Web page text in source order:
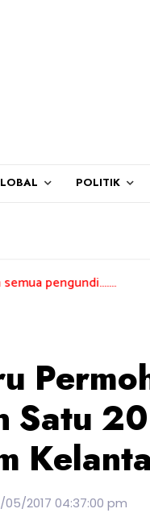
POLITIK
Satu
05/2017 04:37:00 pm